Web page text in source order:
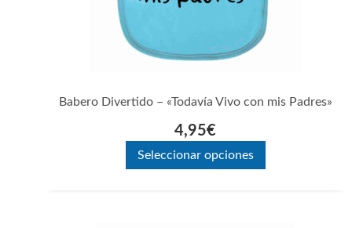
Babero Divertido – «Todavía Vivo con mis Padres»
4,95€
Seleccionar opciones
elegir
producto